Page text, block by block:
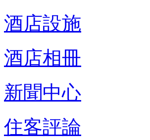
酒店設施
酒店相冊
新聞中心
住客評論